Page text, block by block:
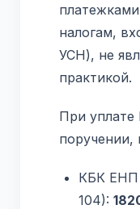
налогам,
УСН), не
практикой.
При
поручении,
КБК ЕНП
104):